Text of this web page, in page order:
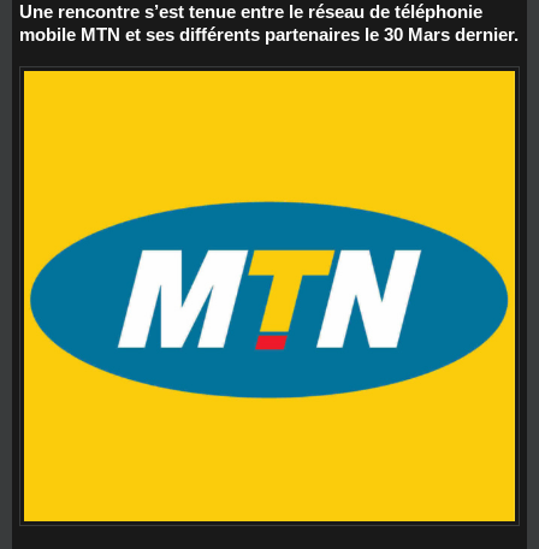
Une rencontre s’est tenue entre le réseau de téléphonie
mobile MTN et ses différents partenaires le 30 Mars dernier.